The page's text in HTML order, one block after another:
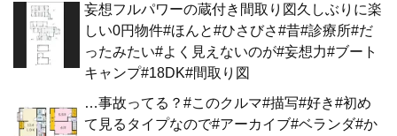
妄想フルパワーの蔵付き間取り図久しぶりに楽
しい0円物件#ほんと#ひさびさ#昔#診療所#だ
ったみたい#よく見えないのが#妄想力#ブート
キャンプ#18DK#間取り図
…事故ってる？#このクルマ#描写#好き#初め
て見るタイプなので#アーカイブ#ベランダ#か